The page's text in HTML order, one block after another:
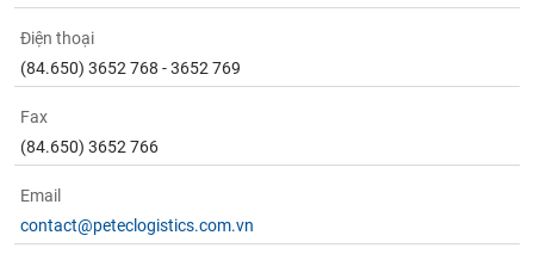
Điện thoại
(84.650) 3652 768 - 3652 769
Fax
(84.650) 3652 766
Email
contact@peteclogistics.com.vn